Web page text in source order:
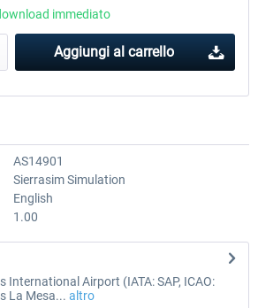
immediato
Aggiungi al carrello
AS14901
Sierrasim Simulation
English
1.00
International Airport (IATA: SAP, ICAO:
La Mesa... altro